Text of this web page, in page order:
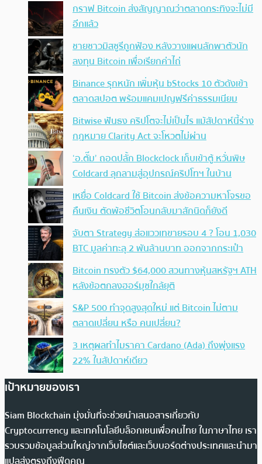
กราฟ Bitcoin ส่งสัญญาณว่าตลาดกระทิงจะไม่มี
อีกแล้ว
ชายชาวมิสซูรีถูกฟ้อง หลังวางแผนลักพาตัวนัก
ลงทุน Bitcoin เพื่อเรียกค่าไถ่
Binance รุกหนัก เพิ่มหุ้น bStocks 10 ตัวดังเข้า
ตลาดสปอต พร้อมแคมเปญฟรีค่าธรรมเนียม
Bitwise ฟันธง คริปโตจะไม่เป็นไร แม้สัปดาห์นี้ร่าง
กฎหมาย Clarity Act จะโหวตไม่ผ่าน
‘อ.ตั๊ม’ ถอดปลั้ก Blockclock เก็บเข้าตู้ หวั่นพิษ
Coldcard ลุกลามสู่อุปกรณ์คริปโทฯ ในบ้าน
เหยื่อ Coldcard ใช้ Bitcoin ส่งข้อความหาโจรขอ
คืนเงิน ตัดพ้อชีวิตโอนกลับมาสักนิดก็ยังดี
จับตา Strategy ส่อแววเทขายรอบ 4 ? โอน 1,030
BTC มูลค่าทะลุ 2 พันล้านบาท ออกจากกระเป๋า
Bitcoin ทรงตัว $64,000 สวนทางหุ้นสหรัฐฯ ATH
หลังข้อตกลงฮอร์มุซใกล้ยุติ
S&P 500 ทำจุดสูงสุดใหม่ แต่ Bitcoin ไม่ตาม
ตลาดเปลี่ยน หรือ คนเปลี่ยน?
3 เหตุผลทำไมราคา Cardano (Ada) ถึงพุ่งแรง
22% ในสัปดาห์เดียว
เป้าหมายของเรา
Siam Blockchain มุ่งมั่นที่จะช่วยนำเสนอสารเกี่ยวกับ
Cryptocurrency และเทคโนโลยีบล็อกเชนเพื่อคนไทย ในภาษาไทย เรา
รวบรวมข้อมูลส่วนใหญ่จากเว็บไซต์และเว็บบอร์ดต่างประเทศและนำมา